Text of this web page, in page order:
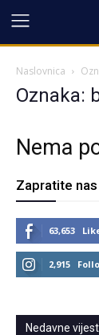
Naslovnica
Oznaka:
Nema
Zapratite
63,653
2,915
Nedavne